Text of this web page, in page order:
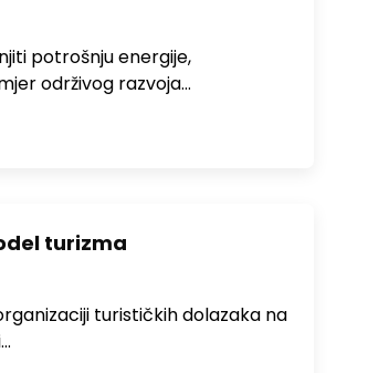
potrošnju energije,
održivog razvoja…
turizma
turističkih dolazaka na